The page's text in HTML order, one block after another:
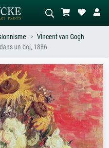
Décrivez la scène – ex. prairie verte,
abstrait avec beaucoup de rouge,
tableau sombre, nu debout près d'un
arbre.
Vincent van Gogh
un bol, 1886